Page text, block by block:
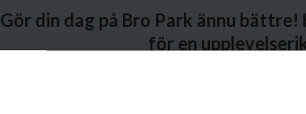
Gör din dag på Bro Park ännu
för en